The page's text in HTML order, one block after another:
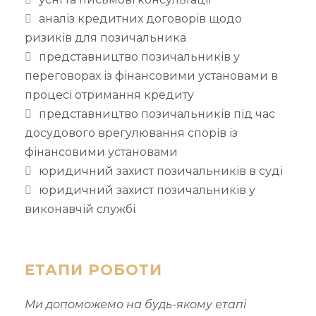
аналіз кредитних договорів щодо
ризиків для позичальника
представництво позичальників у
переговорах із фінансовими установами в
процесі отримання кредиту
представництво позичальників під час
досудового врегулювання спорів із
фінансовими установами
юридичний захист позичальників в суді
юридичний захист позичальників у
виконавчій службі
ЕТАПИ РОБОТИ
Ми допоможемо на будь-якому етапі